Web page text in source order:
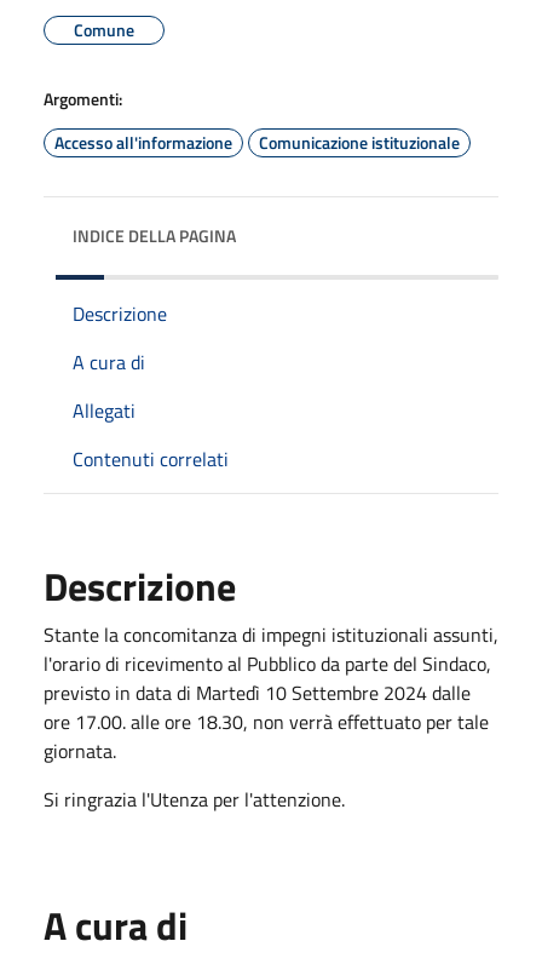
Comune
Argomenti:
Accesso all'informazione
Comunicazione istituzionale
INDICE DELLA PAGINA
Descrizione
A cura di
Allegati
Contenuti correlati
Descrizione
Stante la concomitanza di impegni istituzionali assunti,
l'orario di ricevimento al Pubblico da parte del Sindaco,
previsto in data di Martedì 10 Settembre 2024 dalle
ore 17.00. alle ore 18.30, non verrà effettuato per tale
giornata.
Si ringrazia l'Utenza per l'attenzione.
A cura di